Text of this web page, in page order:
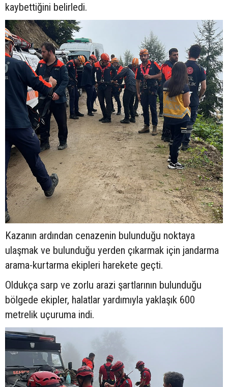
kaybettiğini belirledi.
Kazanın ardından cenazenin bulunduğu noktaya
ulaşmak ve bulunduğu yerden çıkarmak için jandarma
arama-kurtarma ekipleri harekete geçti.
Oldukça sarp ve zorlu arazi şartlarının bulunduğu
bölgede ekipler, halatlar yardımıyla yaklaşık 600
metrelik uçuruma indi.